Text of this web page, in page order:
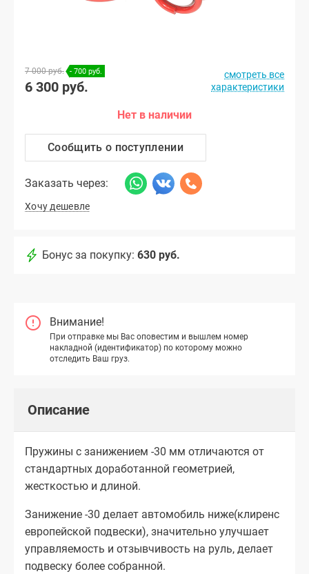
7 000 руб. - 700 руб.
6 300 руб.
смотреть все
характеристики
Нет в наличии
Сообщить о поступлении
Заказать через:
Хочу дешевле
Бонус за покупку: 630 руб.
Внимание!
При отправке мы Вас оповестим и вышлем номер
накладной (идентификатор) по которому можно
отследить Ваш груз.
Описание
Пружины с занижением -30 мм отличаются от
стандартных доработанной геометрией,
жесткостью и длиной.
Занижение -30 делает автомобиль ниже(клиренс
европейской подвески), значительно улучшает
управляемость и отзывчивость на руль, делает
подвеску более собранной.